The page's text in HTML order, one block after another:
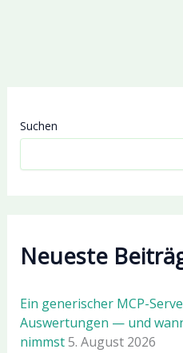
Suchen
Neueste
Ein generischer MCP-
Auswertungen — und
nimmst5. August 2026